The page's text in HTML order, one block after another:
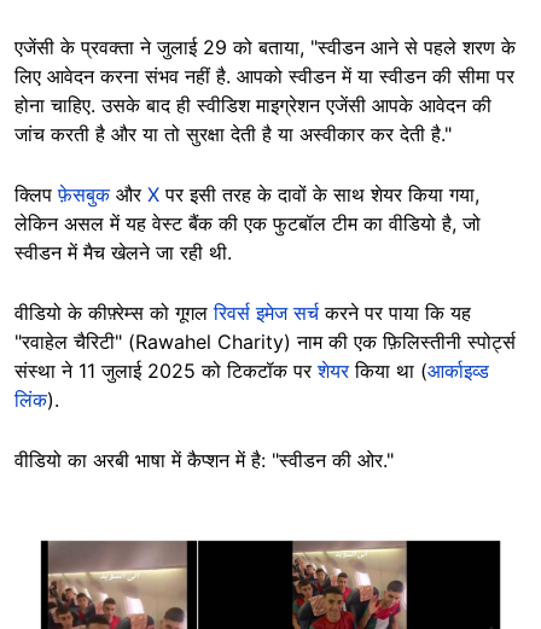
एजेंसी के प्रवक्ता ने जुलाई 29 को बताया, "स्वीडन आने से पहले शरण के
लिए आवेदन करना संभव नहीं है. आपको स्वीडन में या स्वीडन की सीमा पर
होना चाहिए. उसके बाद ही स्वीडिश माइग्रेशन एजेंसी आपके आवेदन की
जांच करती है और या तो सुरक्षा देती है या अस्वीकार कर देती है."
क्लिपफ़ेसबुक और Xपर इसी तरह के दावों के साथ शेयर किया गया,
लेकिन असल में यह वेस्ट बैंक की एक फुटबॉल टीम का वीडियो है, जो
स्वीडन में मैच खेलने जा रही थी.
वीडियो के कीफ़्रेम्स को गूगलरिवर्स इमेज सर्च करने पर पाया कि यह
"रवाहेल चैरिटी" (Rawahel Charity) नाम की एक फ़िलिस्तीनी स्पोर्ट्स
संस्था ने 11 जुलाई 2025 को टिकटॉक परशेयरकिया था (आर्काइव्ड
लिंक).
वीडियो का अरबी भाषा में कैप्शन में है: "स्वीडन की ओर."
Image